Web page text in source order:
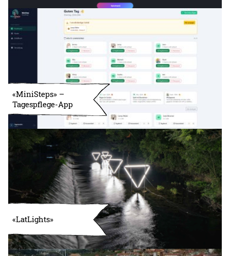
«MiniSteps» –
Tagespflege-App
«LatLights»